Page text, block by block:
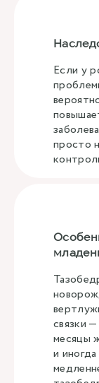
Если у
просто
связки
месяцы
и